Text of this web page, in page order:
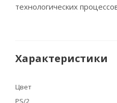
технологических
Характеристики
Цвет
PS/2